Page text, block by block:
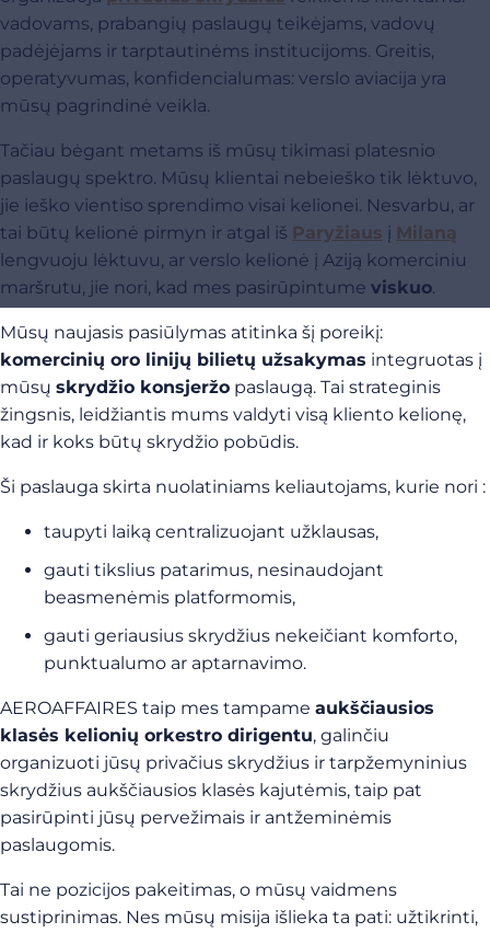
vadovams, prabangių paslaugų teikėjams, vadovų
padėjėjams ir tarptautinėms institucijoms. Greitis,
operatyvumas, konfidencialumas: verslo aviacija yra
mūsų pagrindinė veikla.
Tačiau bėgant metams iš mūsų tikimasi platesnio
paslaugų spektro. Mūsų klientai nebeieško tik lėktuvo,
jie ieško vientiso sprendimo visai kelionei. Nesvarbu, ar
tai būtų kelionė pirmyn ir atgal iš Paryžiaus į Milaną
lengvuoju lėktuvu, ar verslo kelionė į Aziją komerciniu
maršrutu, jie nori, kad mes pasirūpintume viskuo.
Mūsų naujasis pasiūlymas atitinka šį poreikį:
komercinių oro linijų bilietų užsakymas integruotas į
mūsų skrydžio konsjeržo paslaugą. Tai strateginis
žingsnis, leidžiantis mums valdyti visą kliento kelionę,
kad ir koks būtų skrydžio pobūdis.
Ši paslauga skirta nuolatiniams keliautojams, kurie nori :
taupyti laiką centralizuojant užklausas,
gauti tikslius patarimus, nesinaudojant
beasmenėmis platformomis,
gauti geriausius skrydžius nekeičiant komforto,
punktualumo ar aptarnavimo.
AEROAFFAIRES taip mes tampame aukščiausios
klasės kelionių orkestro dirigentu, galinčiu
organizuoti jūsų privačius skrydžius ir tarpžemyninius
skrydžius aukščiausios klasės kajutėmis, taip pat
pasirūpinti jūsų pervežimais ir antžeminėmis
paslaugomis.
Tai ne pozicijos pakeitimas, o mūsų vaidmens
sustiprinimas. Nes mūsų misija išlieka ta pati: užtikrinti,